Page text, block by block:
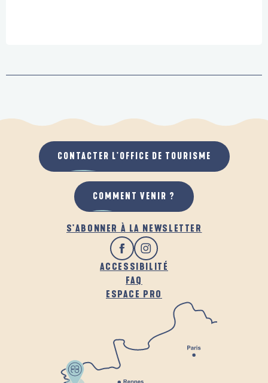
S'ABONNER À LA NEWSLETTER
ACCESSIBILITÉ
FAQ
ESPACE PRO
CONTACTER L'OFFICE DE TOURISME
COMMENT VENIR ?